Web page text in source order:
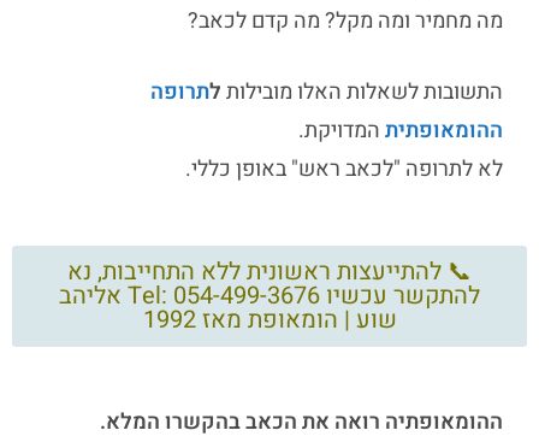
מה מחמיר ומה מקל? מה קדם לכאב?
התשובות לשאלות האלו מובילותלתרופה
ההומאופתיתהמדויקת.
לא לתרופה "לכאב ראש" באופן כללי.
📞 להתייעצות ראשונית ללא התחייבות, נא
להתקשר עכשיו Tel: 054-499-3676 אליהב
שוע | הומאופת מאז 1992
ההומאופתיה רואה את הכאב בהקשרו המלא.